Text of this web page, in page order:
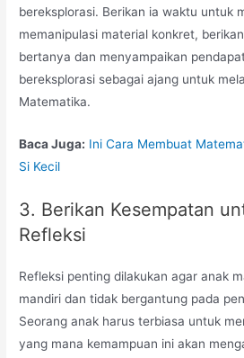
bereksplorasi. Berikan ia waktu untuk
memanipulasi material konkret,
bertanya dan menyampaikan
bereksplorasi sebagai ajang untuk
Matematika.
Baca Juga: Ini Cara Membuat
Si Kecil
3. Berikan Kesempatan
Refleksi
Refleksi penting dilakukan agar anak
mandiri dan tidak bergantung pada
Seorang anak harus terbiasa untuk
yang mana kemampuan ini akan